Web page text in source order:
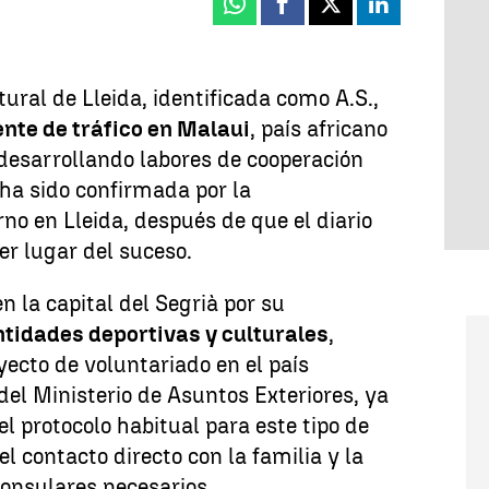
Whatsapp
Facebook
X Linkedin
de Lleida, identificada como A.S.,
de tráfico en Malaui, país africano
labores de cooperación
sido confirmada por la
en Lleida, después de que el diario
lugar del suceso.
la capital del Segrià por su
deportivas y culturales,
de voluntariado en el país
Ministerio de Asuntos Exteriores, ya
protocolo habitual para este tipo de
contacto directo con la familia y la